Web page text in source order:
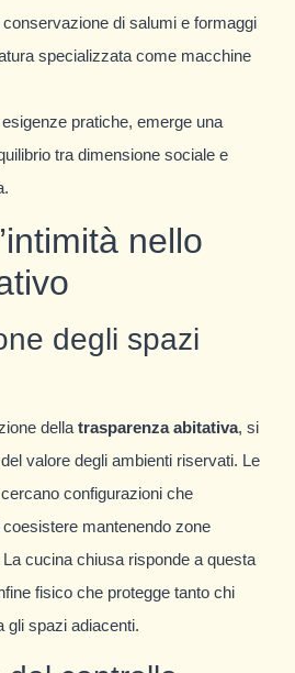
di salumi e formaggi
specializzata come macchine
pratiche, emerge una
tra dimensione sociale e
nello
degli spazi
della trasparenza abitativa, si
valore degli ambienti riservati. Le
configurazioni che
mantenendo zone
cucina chiusa risponde a questa
fisico che protegge tanto chi
gli spazi adiacenti.